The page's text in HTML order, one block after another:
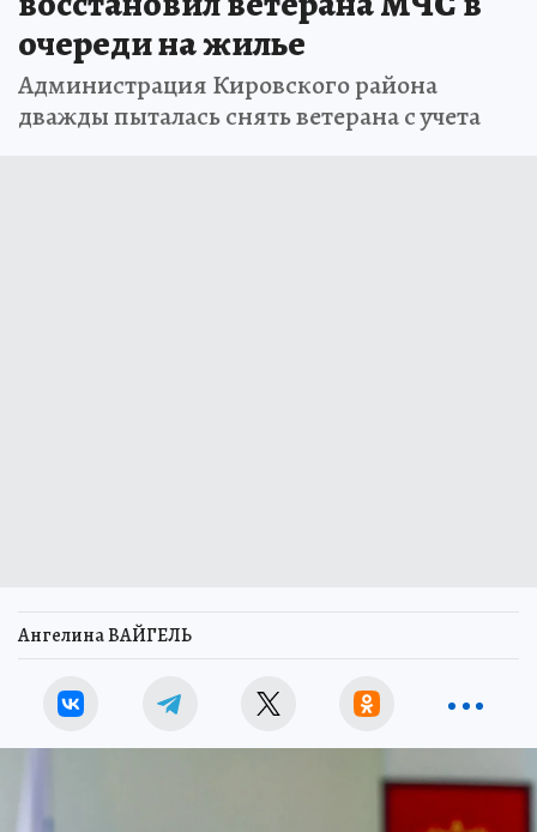
очереди на жилье
Администрация Кировского района
дважды пыталась снять ветерана с учета
Ангелина ВАЙГЕЛЬ